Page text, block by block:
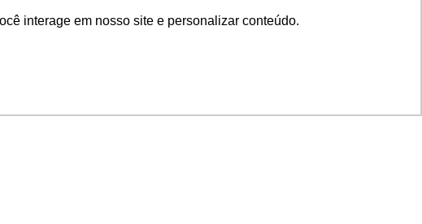
interage em nosso site e personalizar conteúdo.